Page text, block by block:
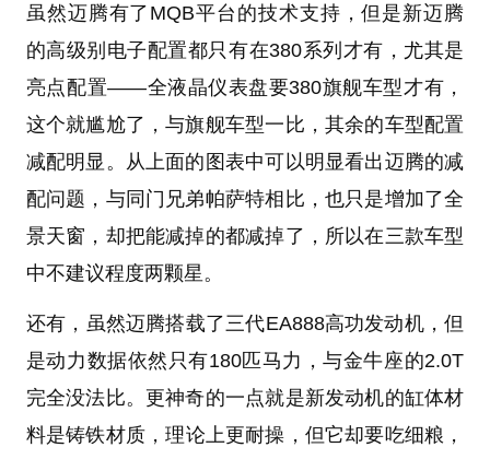
虽然迈腾有了MQB平台的技术支持，但是新迈腾
的高级别电子配置都只有在380系列才有，尤其是
亮点配置——全液晶仪表盘要380旗舰车型才有，
这个就尴尬了，与旗舰车型一比，其余的车型配置
减配明显。从上面的图表中可以明显看出迈腾的减
配问题，与同门兄弟帕萨特相比，也只是增加了全
景天窗，却把能减掉的都减掉了，所以在三款车型
中不建议程度两颗星 。
还有，虽然迈腾搭载了三代EA888高功发动机，但
是动力数据依然只有180匹马力，与金牛座的2.0T
完全没法比。更神奇的一点就是新发动机的缸体材
料是铸铁材质 ，理论上更耐操，但它却要吃细粮，